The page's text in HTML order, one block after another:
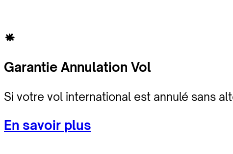
Garantie Annulation Vol
Si votre vol international est annulé sans
En savoir plus